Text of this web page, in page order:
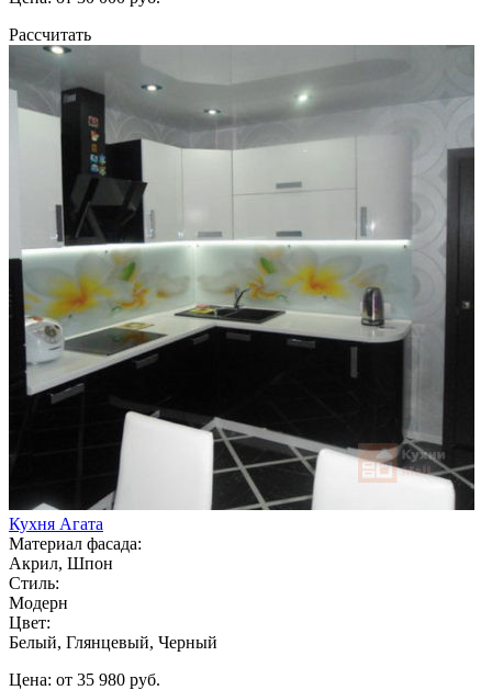
Рассчитать
Кухня Агата
Материал фасада:
Акрил, Шпон
Стиль:
Модерн
Цвет:
Белый, Глянцевый, Черный
Цена: от 35 980 руб.